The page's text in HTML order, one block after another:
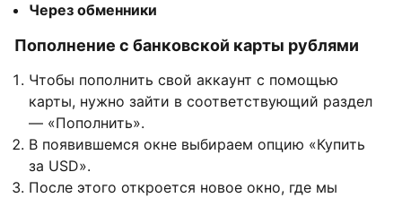
Через обменники
Пополнение с банковской карты рублями
Чтобы пополнить свой аккаунт с помощью
карты, нужно зайти в соответствующий раздел
— «Пополнить».
В появившемся окне выбираем опцию «Купить
за USD».
После этого откроется новое окно, где мы